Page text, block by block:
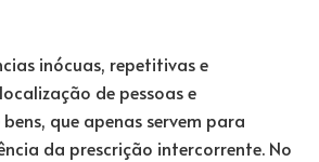
inócuas, repetitivas e
de pessoas e
que apenas servem para
da prescrição intercorrente. No